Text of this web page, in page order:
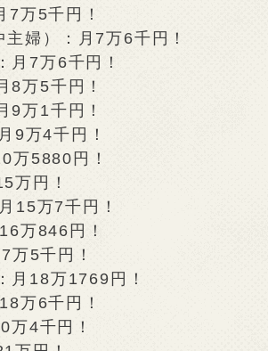
万5千円！
婦）：月7万6千円！
月7万6千円！
8万5千円！
9万1千円！
9万4千円！
万5880円！
万円！
15万7千円！
万846円！
万5千円！
月18万1769円！
万6千円！
万4千円！